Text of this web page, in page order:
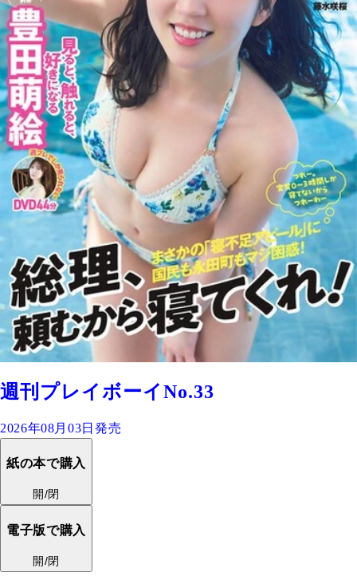
週刊プレイボーイNo.33
2026年08月03日発売
紙の本で購入
開/閉
電子版で購入
開/閉